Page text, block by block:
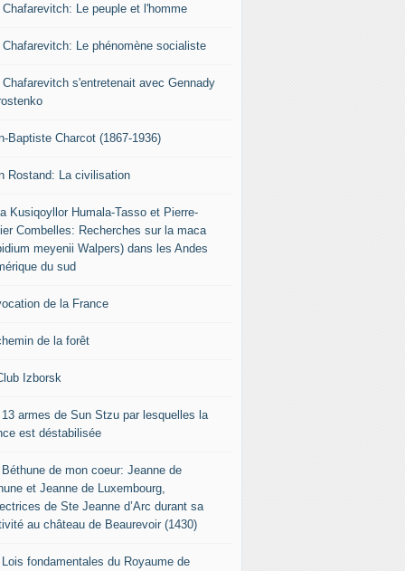
Chafarevitch: Le peuple et l'homme
Chafarevitch: Le phénomène socialiste
Chafarevitch s'entretenait avec Gennady
Baptiste Charcot (1867-1936)
Rostand: La civilisation
Kusiqoyllor Humala-Tasso et Pierre-
Combelles: Recherches sur la maca
meyenii Walpers) dans les Andes
du sud
de la France
de la forêt
Izborsk
13 armes de Sun Stzu par lesquelles la
est déstabilisée
de mon coeur: Jeanne de
et Jeanne de Luxembourg,
de Ste Jeanne d’Arc durant sa
au château de Beaurevoir (1430)
fondamentales du Royaume de